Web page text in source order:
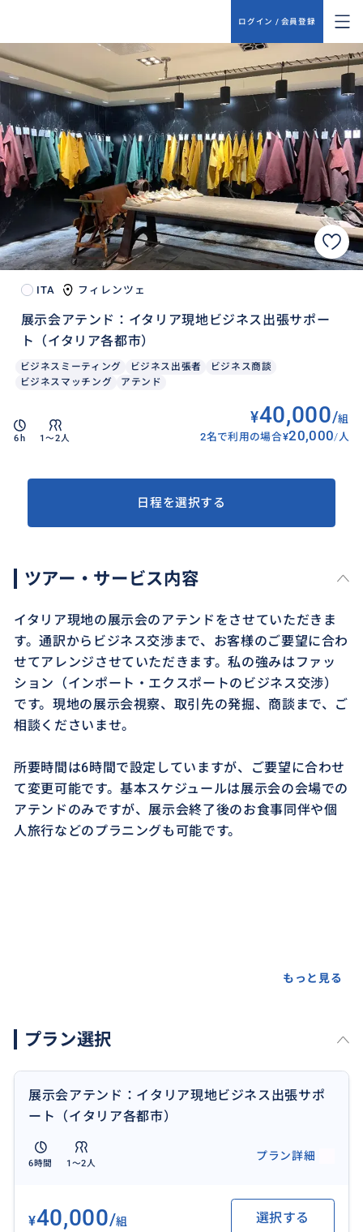
ログイン / 会員登録
ITA フィレンツェ
展示会アテンド：イタリア現地ビジネス出張サポー
ト（イタリア各都市）
ビジネスミーティング ビジネス出張者
ビジネス商談
ビジネスマッチング
アテンド
6h 1〜2人
¥40,000/組
2名で利用の場合¥20,000/人
日程を選択する
ツアー・サービス内容
イタリア現地の展示会のアテンドをさせていただきま
す。通訳からビジネス交渉まで、お客様のご要望に合わ
せてアレンジさせていただきます。私の強みはファッ
ション（インポート・エクスポートのビジネス交渉）
です。現地の展示会視察、取引先の発掘、商談まで、ご
相談くださいませ。
所要時間は6時間で設定していますが、ご要望に合わせ
て変更可能です。基本スケジュールは展示会の会場での
アテンドのみですが、展示会終了後のお食事同伴や個
人旅行などのプラニングも可能です。
もっと見る
プラン選択
展示会アテンド：イタリア現地ビジネス出張サポ
ート（イタリア各都市）
6時間 1〜2人
プラン詳細
¥40,000/組 選択する